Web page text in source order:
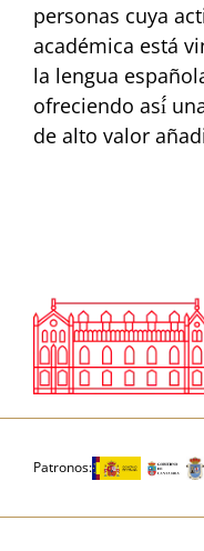
personas cuya
académica está
la lengua
ofreciendo así́
de alto valor
Patronos: